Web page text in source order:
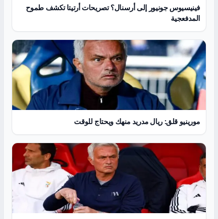
فينيسيوس جونيور إلى أرسنال؟ تصريحات أرتيتا تكشف طموح
المدفعجية
مورينيو قلق: ريال مدريد منهك ويحتاج للوقت